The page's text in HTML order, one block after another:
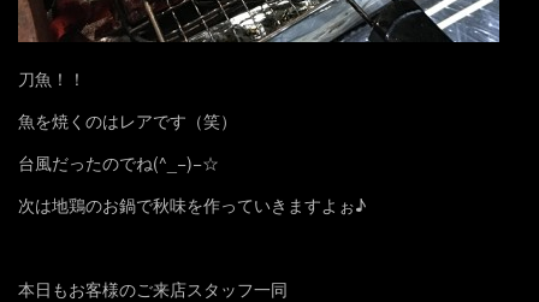
刀魚！！
魚を焼くのはレアです（笑）
台風だったのでね(^_−)−☆
次は地鶏のお鍋で秋味を作っていきますよぉ♪
本日もお客様のご来店スタッフ一同